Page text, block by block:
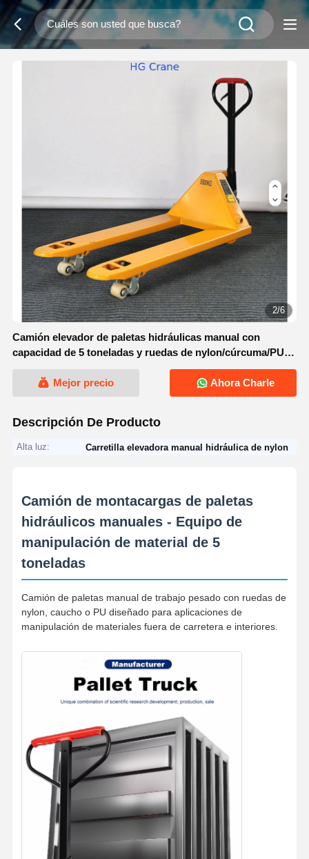
2/6
Camión elevador de paletas hidráulicas manual con
capacidad de 5 toneladas y ruedas de nylon/cúrcuma/PU
para el manejo de materiales pesados
Mejor precio
Ahora Charle
Descripción De Producto
Alta luz: Carretilla elevadora manual hidráulica de nylon
Camión de montacargas de paletas
hidráulicos manuales - Equipo de
manipulación de material de 5
toneladas
Camión de paletas manual de trabajo pesado con ruedas de
nylon, caucho o PU diseñado para aplicaciones de
manipulación de materiales fuera de carretera e interiores.